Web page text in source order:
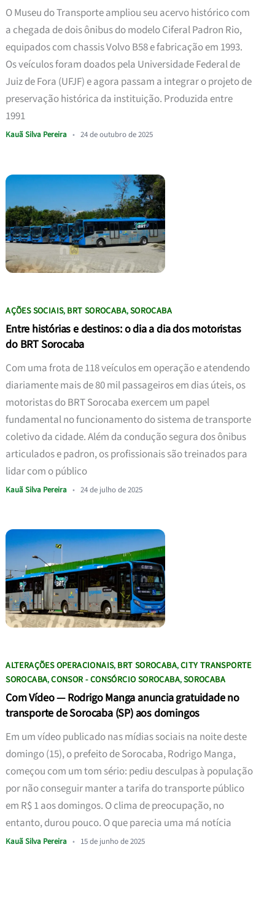
O Museu do Transporte ampliou seu acervo histórico com
a chegada de dois ônibus do modelo Ciferal Padron Rio,
equipados com chassis Volvo B58 e fabricação em 1993.
Os veículos foram doados pela Universidade Federal de
Juiz de Fora (UFJF) e agora passam a integrar o projeto de
preservação histórica da instituição. Produzida entre
1991
Kauã Silva Pereira • 24 de outubro de 2025
AÇÕES SOCIAIS, BRT SOROCABA,SOROCABA
Entre histórias e destinos: o dia a dia dos motoristas
do BRT Sorocaba
Com uma frota de 118 veículos em operação e atendendo
diariamente mais de 80 mil passageiros em dias úteis, os
motoristas do BRT Sorocaba exercem um papel
fundamental no funcionamento do sistema de transporte
coletivo da cidade. Além da condução segura dos ônibus
articulados e padron, os profissionais são treinados para
lidar com o público
Kauã Silva Pereira • 24 de julho de 2025
ALTERAÇÕES OPERACIONAIS, BRT SOROCABA,CITY TRANSPORTE
SOROCABA,CONSOR - CONSÓRCIO SOROCABA,SOROCABA
Com Vídeo — Rodrigo Manga anuncia gratuidade no
transporte de Sorocaba (SP) aos domingos
Em um vídeo publicado nas mídias sociais na noite deste
domingo (15), o prefeito de Sorocaba, Rodrigo Manga,
começou com um tom sério: pediu desculpas à população
por não conseguir manter a tarifa do transporte público
em R$ 1 aos domingos. O clima de preocupação, no
entanto, durou pouco. O que parecia uma má notícia
Kauã Silva Pereira • 15 de junho de 2025